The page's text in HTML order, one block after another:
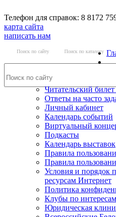
Телефон для справок: 8 8172
карта сайта
написать нам
Поиск по сайту Поиск по каталогу
Читательский
Ответы на часто
Личный кабинет
Календарь событий
Виртуальный
Подкасты
Календарь выставок
Правила
Правила
Условия и порядок
ресурсам Интернет
Политика
Клубы по интересам
Юридическая